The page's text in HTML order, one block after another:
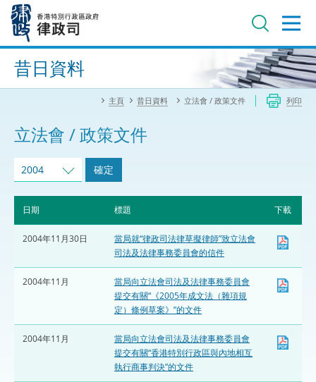
內
進階搜尋
昔日資料
主頁 昔日資料 立法會 / 政策文件 列印
立法會 / 政策文件
2004 確定
日期 標題 下載
2004年11月30日
當局就“律政司法律草擬律師”致立法會
司法及法律事務委員會的信件
2004年11月
當局向立法會司法及法律事務委員會
提交有關“《2005年成文法（雜項規
定）條例草案》”的文件
2004年11月
當局向立法會司法及法律事務委員會
提交有關“香港特別行政區與內地相互
執行商事判決”的文件